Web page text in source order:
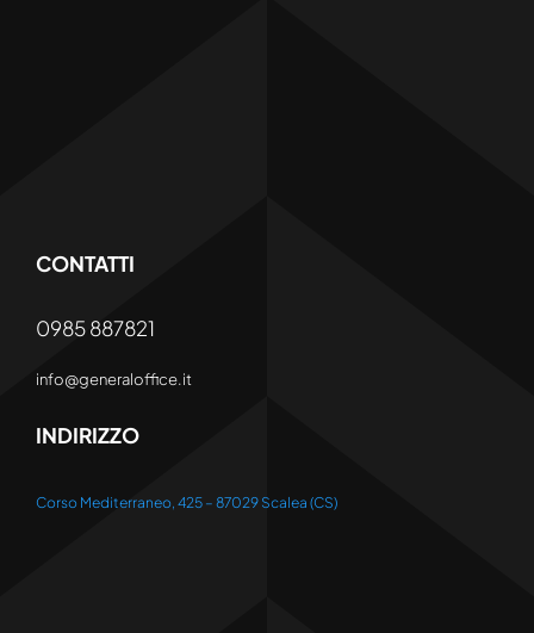
CONTATTI
0985 887821
info@generaloffice.it
INDIRIZZO
Corso Mediterraneo, 425 – 87029 Scalea (CS)